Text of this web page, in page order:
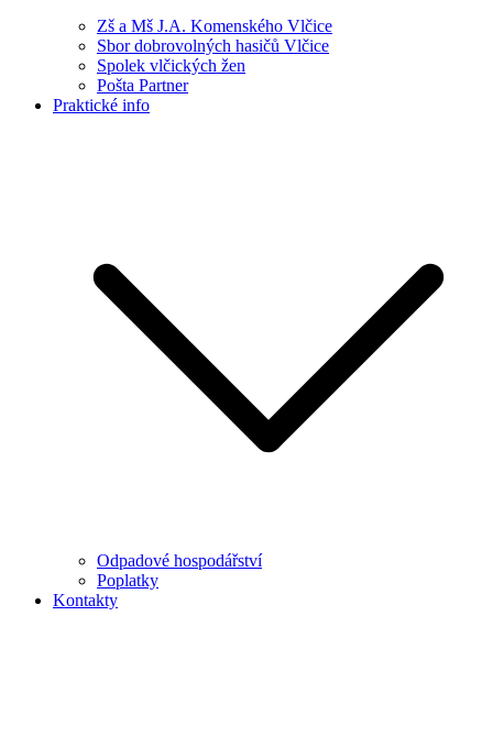
Zš a Mš J.A. Komenského Vlčice
Sbor dobrovolných hasičů Vlčice
Spolek vlčických žen
Pošta Partner
Praktické info
Odpadové hospodářství
Poplatky
Kontakty